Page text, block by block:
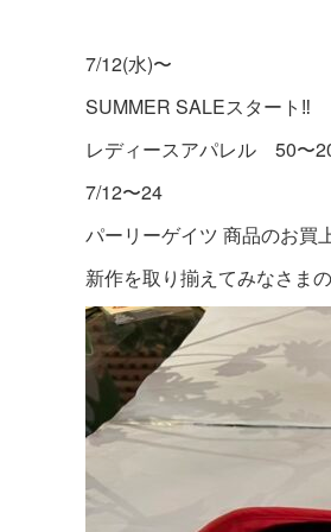
7/12(水)〜
SUMMER SALEスタート‼︎
レディースアパレル 50〜
7/12〜24
パーリーゲイツ 商品のお買
新作を取り揃えてみなさま